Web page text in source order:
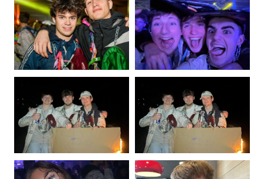
de
Alexis
Locht
de
Julien
Louppe
Photo
Loïc
Maréchal
Photo
Aymeric
Mouzon
Photo
de
Photo
de